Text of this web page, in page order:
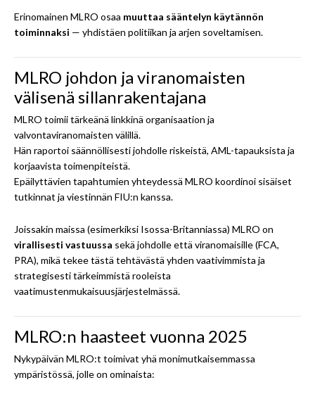
Erinomainen MLRO osaa muuttaa sääntelyn käytännön
toiminnaksi — yhdistäen politiikan ja arjen soveltamisen.
MLRO johdon ja viranomaisten
välisenä sillanrakentajana
MLRO toimii tärkeänä linkkinä organisaation ja
valvontaviranomaisten välillä.
Hän raportoi säännöllisesti johdolle riskeistä, AML-tapauksista ja
korjaavista toimenpiteistä.
Epäilyttävien tapahtumien yhteydessä MLRO koordinoi sisäiset
tutkinnat ja viestinnän FIU:n kanssa.
Joissakin maissa (esimerkiksi Isossa-Britanniassa) MLRO on
virallisesti vastuussa sekä johdolle että viranomaisille (FCA,
PRA), mikä tekee tästä tehtävästä yhden vaativimmista ja
strategisesti tärkeimmistä rooleista
vaatimustenmukaisuusjärjestelmässä.
MLRO:n haasteet vuonna 2025
Nykypäivän MLRO:t toimivat yhä monimutkaisemmassa
ympäristössä, jolle on ominaista: